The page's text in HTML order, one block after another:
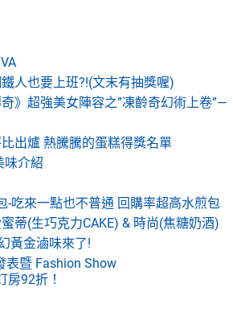
人也要上班?!(文末有抽獎喔)
》超強美女陣容之”凍齡奇幻術上卷”—
出爐 熱騰騰的蛋糕得獎名單
味介紹
-吃來一點也不普通 回購率超高水煎包
蒂(生巧克力CAKE) & 時尚(焦糖奶酒)
黃金滷味來了!
表暨 Fashion Show